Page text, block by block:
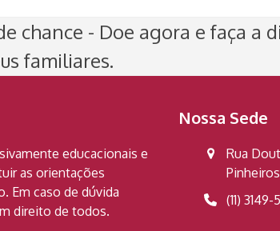
chance - Doe agora e faça a
familiares.
educacionais e
as orientações
Em caso de dúvida
direito de todos.
Nossa Sede
Rua
(11) 3149-